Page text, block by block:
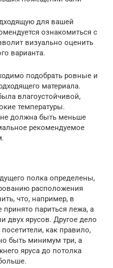
для вашей
ознакомиться с
визуально оценить
варианта.
подобрать ровные и
материала.
влагоустойчивой,
температуры.
должна быть меньше
рекомендуемое
полка определены,
расположения
что, например, в
париться лежа, а
двух ярусов. Другое дело
как правило,
быть минимум три, а
яруса до потолка